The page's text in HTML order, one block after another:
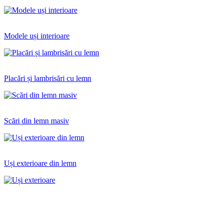
Modele uși interioare
Placări și lambrisări cu lemn
Scări din lemn masiv
Uși exterioare din lemn